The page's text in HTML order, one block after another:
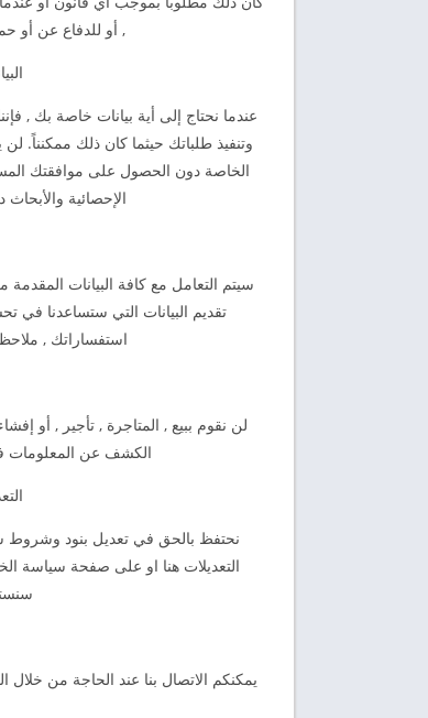
, أو للدفاع عن أو
عندما نحتاج إلى أية بيانات خاصة بك ,
وتنفيذ طلباتك حيثما كان ذلك ممكنناً.
الخاصة دون الحصول على موافقتك
الإحصائية
سيتم التعامل مع كافة البيانات
تقديم البيانات التي ستساعدنا في
استفساراتك ,
لن نقوم ببيع , المتاجرة , تأجير , أو
الكشف عن المعلومات
نحتفظ بالحق في تعديل بنود وشروط
التعديلات هنا او على صفحة سياسة
يمكنكم الاتصال بنا عند الحاجة من خلال